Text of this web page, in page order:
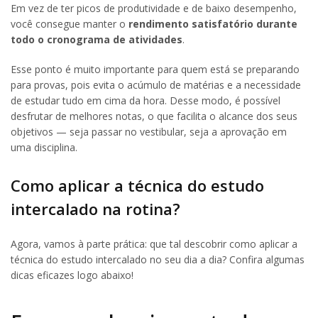
Em vez de ter picos de produtividade e de baixo desempenho,
você consegue manter o rendimento satisfatório durante
todo o cronograma de atividades.
Esse ponto é muito importante para quem está se preparando
para provas, pois evita o acúmulo de matérias e a necessidade
de estudar tudo em cima da hora. Desse modo, é possível
desfrutar de melhores notas, o que facilita o alcance dos seus
objetivos — seja passar no vestibular, seja a aprovação em
uma disciplina.
Como aplicar a técnica do estudo
intercalado na rotina?
Agora, vamos à parte prática: que tal descobrir como aplicar a
técnica do estudo intercalado no seu dia a dia? Confira algumas
dicas eficazes logo abaixo!